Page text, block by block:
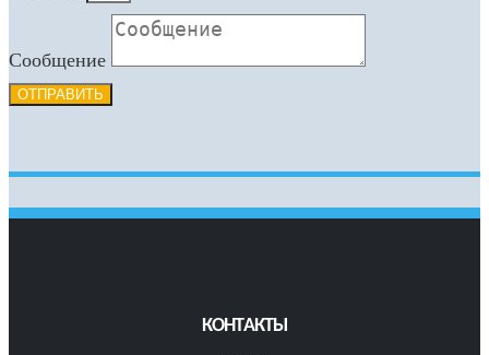
Сообщение
ОТПРАВИТЬ
КОНТАКТЫ